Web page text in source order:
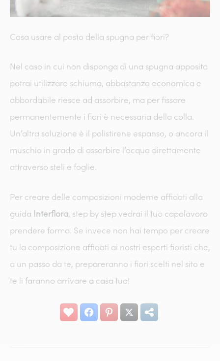
Cosa usare al posto della spugna per fiori?
Nel caso in cui non disponga di una spugna apposita
potrai utilizzare schiuma, abbastanza economica e
abbordabile riesce ad assorbire, ma per fissare
permanentemente i fiori è necessaria della colla.
Un’altra soluzione è il polistirene espanso, o ancora il
muschio in grado di assorbire l’acqua direttamente
attraverso steli e foglie.
Per creare delle composizioni moderne affidati alla
guida Interflora, step by step vedrai il tuo capolavoro
prendere forma. Se invece non hai tempo per creare
tu la composizione affidati ai nostri esperti fioristi che,
a un passo da te, prepareranno i fiori scelti nel sito e
te li faranno arrivare a casa tua!